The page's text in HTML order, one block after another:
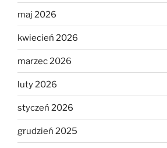
maj 2026
kwiecień 2026
marzec 2026
luty 2026
styczeń 2026
grudzień 2025